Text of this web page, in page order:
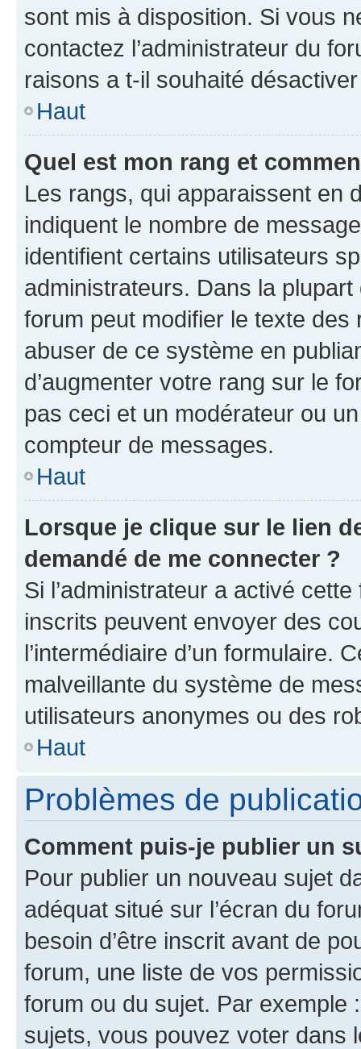
sont mis à disposition. Si vous
contactez l’administrateur du
raisons a t-il souhaité
Haut
Quel est mon rang et
Les rangs, qui apparaissent en
indiquent le nombre de
identifient certains utilisateurs
administrateurs. Dans la
forum peut modifier le texte
abuser de ce système en
d’augmenter votre rang sur le
pas ceci et un modérateur ou
compteur de messages.
Haut
Lorsque je clique sur le lien
demandé de me connecter ?
Si l’administrateur a activé
inscrits peuvent envoyer des
l’intermédiaire d’un formulaire.
malveillante du système de
utilisateurs anonymes ou des
Haut
Problèmes de
Comment puis-je publier un
Pour publier un nouveau sujet
adéquat situé sur l’écran du
besoin d’être inscrit avant de
forum, une liste de vos
forum ou du sujet. Par exemple
sujets, vous pouvez voter dans